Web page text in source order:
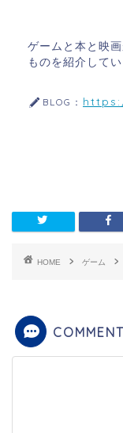
ゲームと本と映
ものを紹介してい
BLOG：
HOME ゲーム
COMMENT